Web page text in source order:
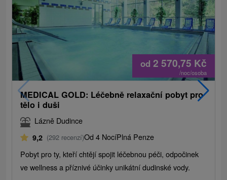
od 2 570,75 Kč
/noc/osoba
MEDICAL GOLD: Léčebně relaxační pobyt pro
tělo i duši
Lázně Dudince
9,2 (292 recenzí)Od 4 NocíPlná Penze
Pobyt pro ty, kteří chtějí spojit léčebnou péči, odpočinek
ve wellness a příznivé účinky unikátní dudinské vody.